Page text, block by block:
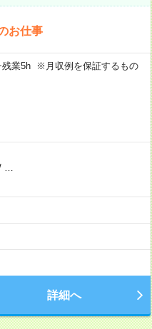
お仕事
業5h ※月収例を保証するもの
詳細へ